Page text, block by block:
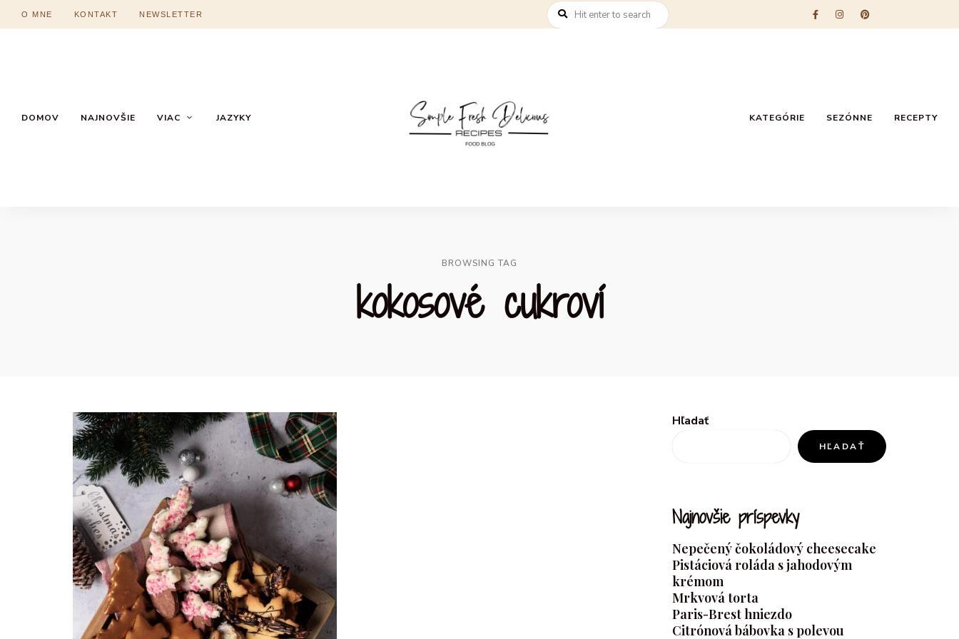
O MNE KONTAKT NEWSLETTER
DOMOV NAJNOVŠIE VIAC JAZYKY KATEGÓRIE SEZÓNNE RECEPTY
BROWSING TAG
kokosové cukroví
Hľadať
HĽADAŤ
Najnovšie príspevky
Nepečený čokoládový cheesecake
Pistáciová roláda s jahodovým
krémom
Mrkvová torta
Paris-Brest hniezdo
Citrónová bábovka s polevou